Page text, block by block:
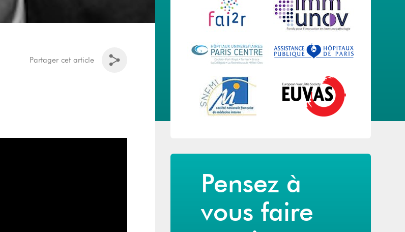
Partager cet article
Pensez à
vous faire